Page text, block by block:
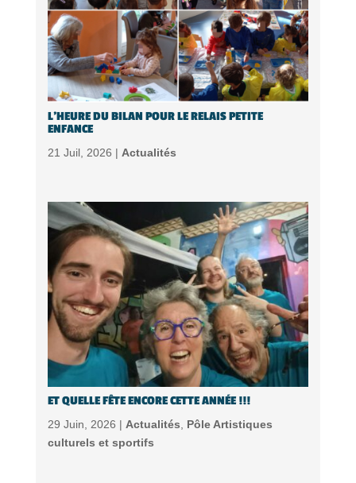
L’HEURE DU BILAN POUR LE RELAIS PETITE
ENFANCE
21 Juil, 2026 | Actualités
ET QUELLE FÊTE ENCORE CETTE ANNÉE !!!
29 Juin, 2026 | Actualités
Pôle Artistiques
culturels et sportifs